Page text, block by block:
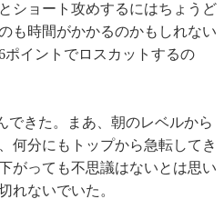
ショート攻めするにはちょうど
も時間がかかるのかもしれない
ポイントでロスカットするの
できた。まあ、朝のレベルから
何分にもトップから急転してき
がっても不思議はないとは思い
れないでいた。